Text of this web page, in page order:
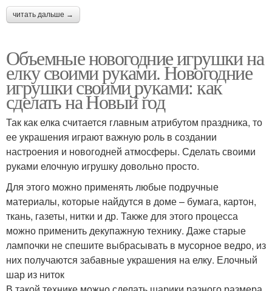
читать дальше →
Объемные новогодние игрушки на
елку своими руками. Новогодние
игрушки своими руками: как
сделать на Новый год
Так как елка считается главным атрибутом праздника, то
ее украшения играют важную роль в создании
настроения и новогодней атмосферы. Сделать своими
руками елочную игрушку довольно просто.
Для этого можно применять любые подручные
материалы, которые найдутся в доме – бумага, картон,
ткань, газеты, нитки и др. Также для этого процесса
можно применить декупажную технику. Даже старые
лампочки не спешите выбрасывать в мусорное ведро, из
них получаются забавные украшения на елку. Елочный
шар из ниток